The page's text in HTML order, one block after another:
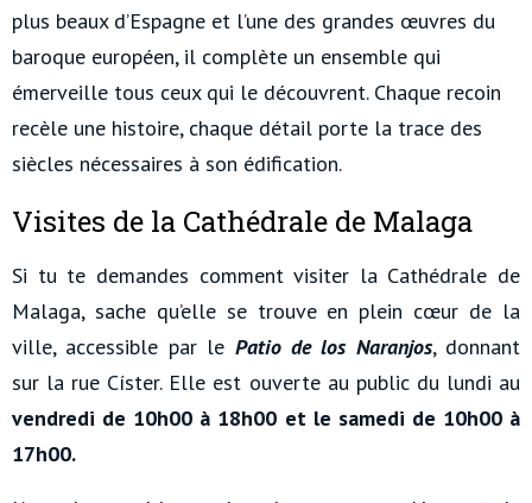
plus beaux d’Espagne et l’une des grandes œuvres du
baroque européen, il complète un ensemble qui
émerveille tous ceux qui le découvrent. Chaque recoin
recèle une histoire, chaque détail porte la trace des
siècles nécessaires à son édification.
Visites de la Cathédrale de Malaga
Si tu te demandes comment visiter la Cathédrale de
Malaga, sache qu’elle se trouve en plein cœur de la
ville, accessible par le Patio de los Naranjos, donnant
sur la rue Císter. Elle est ouverte au public du lundi au
vendredi de 10h00 à 18h00 et le samedi de 10h00 à
17h00.